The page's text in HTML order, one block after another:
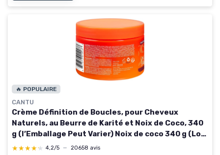
🔥 POPULAIRE
CANTU
Crème Définition de Boucles, pour Cheveux
Naturels, au Beurre de Karité et Noix de Coco, 340
g (l’Emballage Peut Varier) Noix de coco 340 g (Lot
de 1)
★★★★★
★★★★★ 4,2/5 — 20658 avis